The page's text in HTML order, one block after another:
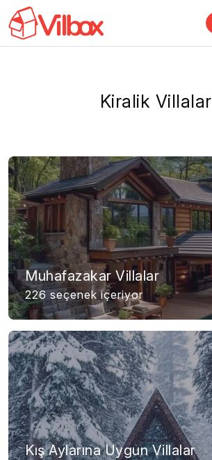
Kiralik Villalar
Muhafazakar Villalar
226 seçenek içeriyor
Kış Aylarına Uygun Villalar